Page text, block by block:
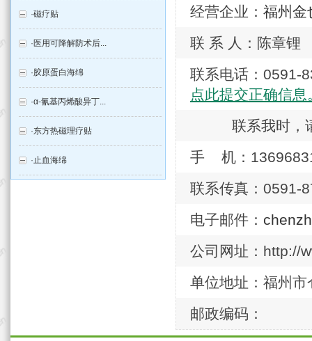
经营企业： 福州金
联 系 人：陈章锂
联系电话：
点此提交正确信息
联系我时，
手 机：
联系传真：0591-
电子邮件：
公司网址：http://
单位地址：福州
邮政编码：
·磁疗贴
· 医用可降解防术后...
·胶原蛋白海绵
·α-氰基丙烯酸异丁...
·东方热磁理疗贴
·止血海绵